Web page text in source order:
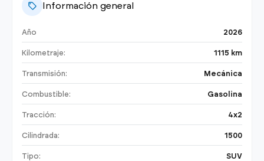
Información general
Año 2026
Kilometraje: 1115 km
Transmisión: Mecánica
Combustible: Gasolina
Tracción: 4x2
Cilindrada: 1500
Tipo: SUV